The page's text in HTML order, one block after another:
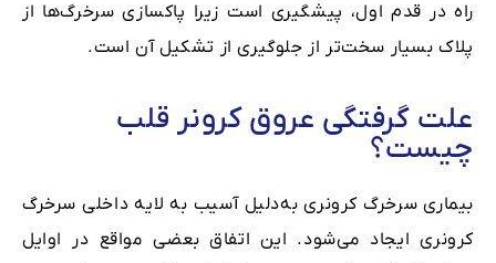
راه در قدم اول، پیشگیری است زیرا پاکسازی سرخرگ‌ها از
پلاک بسیار سخت‌تر از جلوگیری از تشکیل آن است.
علت گرفتگی عروق کرونر قلب
چیست؟
بیماری سرخرگ کرونری به‌دلیل آسیب به لایه داخلی سرخرگ
کرونری ایجاد می‌شود. این اتفاق بعضی مواقع در اوایل